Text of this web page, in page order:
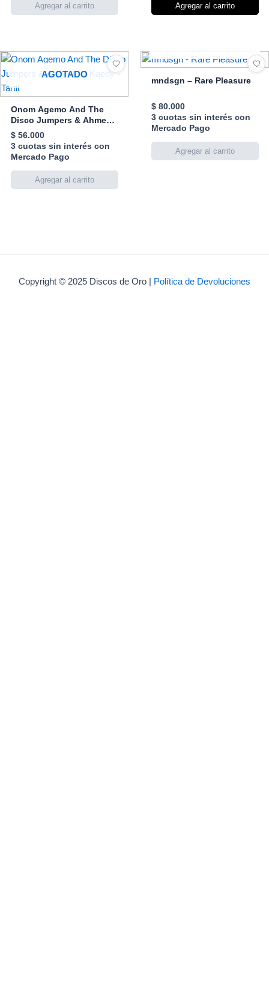
Agregar al carrito
AGOTADO
Onom Agemo And The
Disco Jumpers & Ahmed
Ag Kaedy – Tartit
$56.000
3 cuotas sin interés con
Mercado Pago
mndsgn – Rare Pleasure
$80.000
3 cuotas sin interés con
Mercado Pago
Copyright © 2025 Discos de Oro | Política de Devoluciones